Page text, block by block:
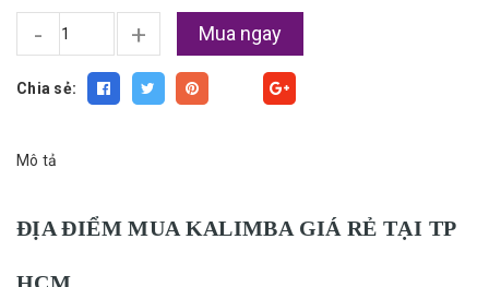
- + Mua ngay
Chia sẻ:
Mô tả
ĐỊA ĐIỂM MUA KALIMBA GIÁ RẺ TẠI TP